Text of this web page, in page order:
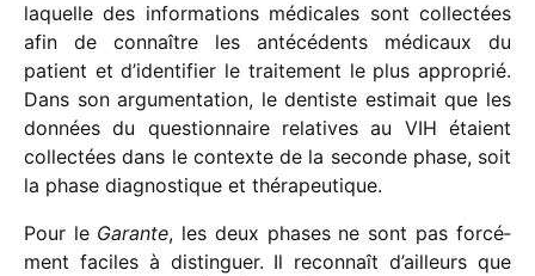
laquelle des infor­ma­tions médi­cales sont collec­tées
afin de connaître les anté­cé­dents médi­caux du
patient et d’identifier le trai­te­ment le plus appro­prié.
Dans son argu­men­ta­tion, le dentiste esti­mait que les
données du ques­tion­naire rela­tives au VIH étaient
collec­tées dans le contexte de la seconde phase, soit
la phase diag­nos­tique et thérapeutique.
Pour le Garante, les deux phases ne sont pas forcé­
ment faciles à distin­guer. Il recon­naît d’ailleurs que